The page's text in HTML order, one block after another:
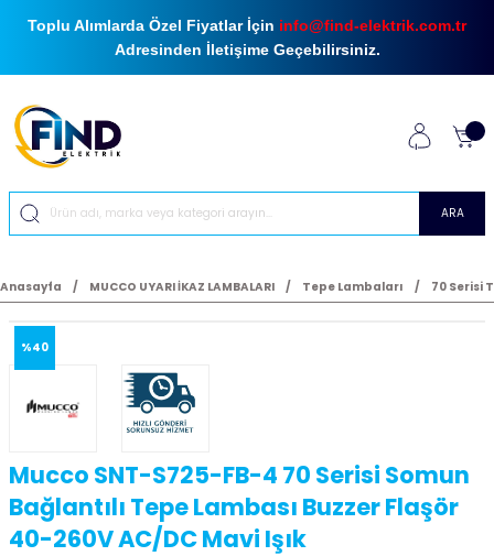
Toplu Alımlarda Özel Fiyatlar İçin info@find-elektrik.com.tr
Adresinden İletişime Geçebilirsiniz.
ARA
Anasayfa MUCCO UYARI İKAZ LAMBALARI Tepe Lambaları 70 Serisi
%40
Mucco SNT-S725-FB-4 70 Serisi Somun
Bağlantılı Tepe Lambası Buzzer Flaşör
40-260V AC/DC Mavi Işık